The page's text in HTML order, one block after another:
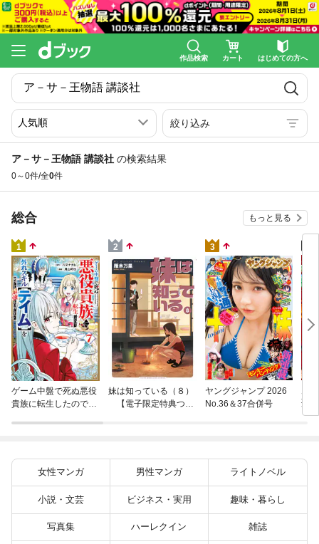
作品検索 カート はじめての方へ
絞り込み
ア－サ－王物語 講談社 の検索結果
0～0件/全0件
総合 もっと見る
1
ゲーム中盤で死ぬ悪役
貴族に転生したので、
2
妹は知っている（８）
【電子限定特典つ
3
ヤングジャンプ 2026
No.36＆37合併号
聖
り
女性マンガ 男性マンガ ライトノベル
小説・文芸 ビジネス・実用 趣味・暮らし
写真集 ハーレクイン 雑誌